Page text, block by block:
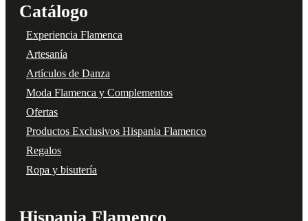
Catálogo
Experiencia Flamenca
Artesanía
Artículos de Danza
Moda Flamenca y Complementos
Ofertas
Productos Exclusivos Hispania Flamenco
Regalos
Ropa y bisutería